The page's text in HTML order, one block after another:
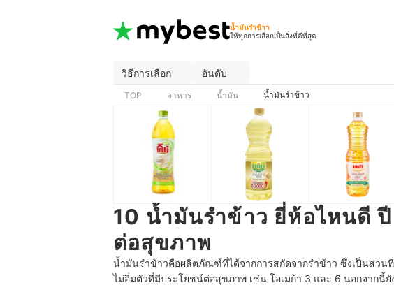
น้ำมันรำข้าว
ให้ทุกการเลือกเป็นสิ่งที่ดีที่สุด
วิธีการเลือก อันดับ
TOP อาหาร น้ำมัน น้ำมันรำข้าว
10 น้ำมันรำข้าว ยี่ห้อไหนดี
ต่อสุขภาพ
น้ำมันรำข้าวคือผลิตภัณฑ์ที่ได้จากการสกัดจากรำข้าว ซึ่งเป็นส่ว
ไม่อิ่มตัวที่มีประโยชน์ต่อสุขภาพ เช่น โอเมก้า 3 และ 6 นอกจากนี้